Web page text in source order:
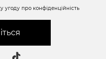
про конфіденційність